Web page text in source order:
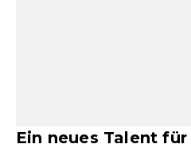
Ein neues Talent